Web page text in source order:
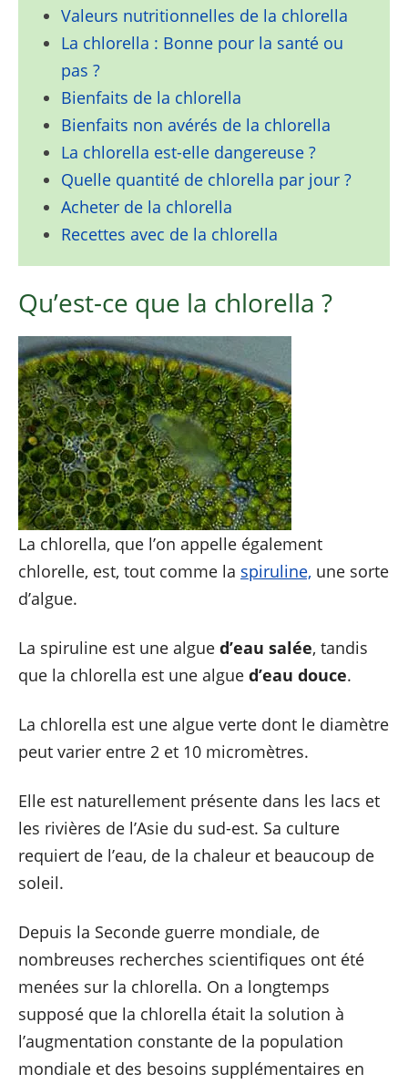
Valeurs nutritionnelles de la chlorella
La chlorella : Bonne pour la santé ou
pas ?
Bienfaits de la chlorella
Bienfaits non avérés de la chlorella
La chlorella est-elle dangereuse ?
Quelle quantité de chlorella par jour ?
Acheter de la chlorella
Recettes avec de la chlorella
Qu’est-ce que la chlorella ?
La chlorella, que l’on appelle également
chlorelle, est, tout comme la spiruline, une sorte
d’algue.
La spiruline est une algue d’eau salée, tandis
que la chlorella est une algue d’eau douce.
La chlorella est une algue verte dont le diamètre
peut varier entre 2 et 10 micromètres.
Elle est naturellement présente dans les lacs et
les rivières de l’Asie du sud-est. Sa culture
requiert de l’eau, de la chaleur et beaucoup de
soleil.
Depuis la Seconde guerre mondiale, de
nombreuses recherches scientifiques ont été
menées sur la chlorella. On a longtemps
supposé que la chlorella était la solution à
l’augmentation constante de la population
mondiale et des besoins supplémentaires en